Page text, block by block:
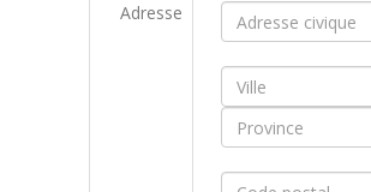
Adresse